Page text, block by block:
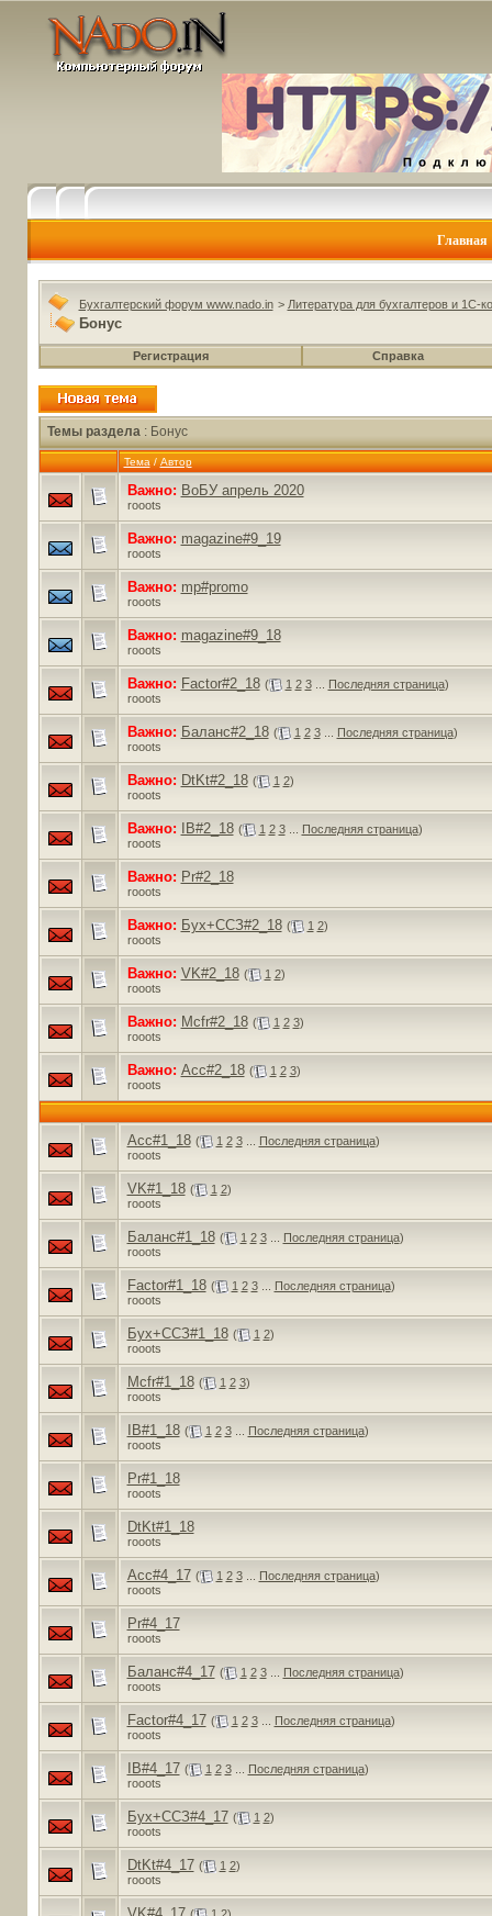
Главная
Бухгалтерский форум www.nado.in > Литература для бухгалтеров и 1С-
Бонус
Регистрация Справка
Темы раздела: Бонус
Тема / Автор
Важно: ВоБУ апрель 2020
rooots
Важно: magazine#9_19
rooots
Важно: mp#promo
rooots
Важно: magazine#9_18
rooots
Важно: Factor#2_18 ( 1 2 3... Последняя страница)
rooots
Важно: Баланс#2_18 ( 1 2 3... Последняя страница)
rooots
Важно: DtKt#2_18 ( 1 2)
rooots
Важно: IB#2_18 ( 1 2 3... Последняя страница)
rooots
Важно: Pr#2_18
rooots
Важно: Бух+ССЗ#2_18 ( 1 2)
rooots
Важно: VK#2_18 ( 1 2)
rooots
Важно: Mcfr#2_18 ( 1 2 3)
rooots
Важно: Acc#2_18 ( 1 2 3)
rooots
Acc#1_18 ( 1 2 3... Последняя страница)
rooots
VK#1_18 ( 1 2)
rooots
Баланс#1_18 ( 1 2 3... Последняя страница)
rooots
Factor#1_18 ( 1 2 3... Последняя страница)
rooots
Бух+ССЗ#1_18 ( 1 2)
rooots
Mcfr#1_18 ( 1 2 3)
rooots
IB#1_18 ( 1 2 3... Последняя страница)
rooots
Pr#1_18
rooots
DtKt#1_18
rooots
Acc#4_17 ( 1 2 3... Последняя страница)
rooots
Pr#4_17
rooots
Баланс#4_17 ( 1 2 3... Последняя страница)
rooots
Factor#4_17 ( 1 2 3... Последняя страница)
rooots
IB#4_17 ( 1 2 3... Последняя страница)
rooots
Бух+ССЗ#4_17 ( 1 2)
rooots
DtKt#4_17 ( 1 2)
rooots